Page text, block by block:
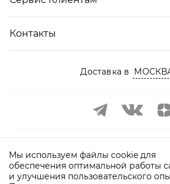
Контакты
Доставка в
© 2009-2026 ТOPTOP.RU Все
Мы используем файлы cookie для
обеспечения оптимальной работы
и улучшения пользовательского